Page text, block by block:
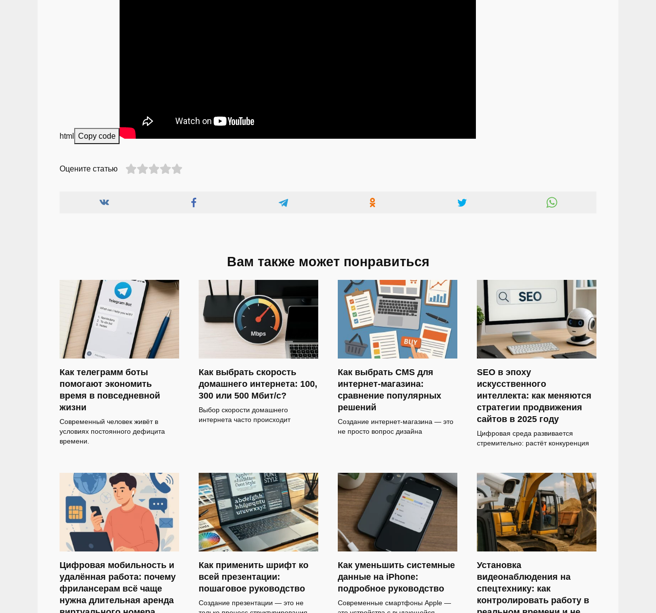
html Copy code
Оцените статью
Вам также может понравиться
Как телеграмм боты
помогают экономить
время в повседневной
жизни
Современный человек живёт в
условиях постоянного дефицита
времени.
Как выбрать скорость
домашнего интернета: 100,
300 или 500 Мбит/с?
Выбор скорости домашнего
интернета часто происходит
Как выбрать CMS для
интернет-магазина:
сравнение популярных
решений
Создание интернет-магазина — это
не просто вопрос дизайна
SEO в эпоху
искусственного
интеллекта: как меняются
стратегии продвижения
сайтов в 2025 году
Цифровая среда развивается
стремительно: растёт конкуренция
Цифровая мобильность и
удалённая работа: почему
фрилансерам всё чаще
нужна длительная аренда
Как применить шрифт ко
всей презентации:
пошаговое руководство
Создание презентации — это не
Как уменьшить системные
данные на iPhone:
подробное руководство
Современные смартфоны Apple —
Установка
видеонаблюдения на
спецтехнику: как
контролировать работу в